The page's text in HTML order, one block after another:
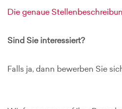
Die genaue
Sind Sie interessiert?
Falls ja, dann bewerben Sie